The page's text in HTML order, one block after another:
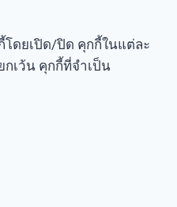
ดยเปิด/ปิด คุกกี้ในแต่ละ
กเว้น คุกกี้ที่จำเป็น